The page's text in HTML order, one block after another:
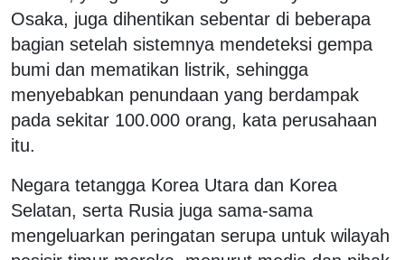
Osaka, juga dihentikan sebentar di beberapa
bagian setelah sistemnya mendeteksi gempa
bumi dan mematikan listrik, sehingga
menyebabkan penundaan yang berdampak
pada sekitar 100.000 orang, kata perusahaan
itu.
Negara tetangga Korea Utara dan Korea
Selatan, serta Rusia juga sama-sama
mengeluarkan peringatan serupa untuk wilayah